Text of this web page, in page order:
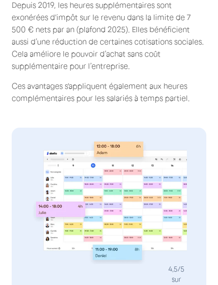
Depuis 2019, les heures supplémentaires sont
exonérées d'impôt sur le revenu dans la limite de 7
500 € nets par an (plafond 2025). Elles bénéficient
aussi d’une réduction de certaines cotisations sociales.
Cela améliore le pouvoir d’achat sans coût
supplémentaire pour l’entreprise.
Ces avantages s'appliquent également aux heures
complémentaires pour les salariés à temps partiel.
4,5/5
sur